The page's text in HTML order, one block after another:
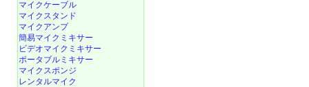
マイクケーブル
マイクスタンド
マイクアンプ
簡易マイクミキサー
ビデオマイクミキサー
ポータブルミキサー
マイクスポンジ
レンタルマイク